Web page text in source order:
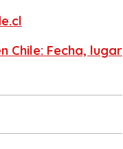
Chile: Fecha, lugar